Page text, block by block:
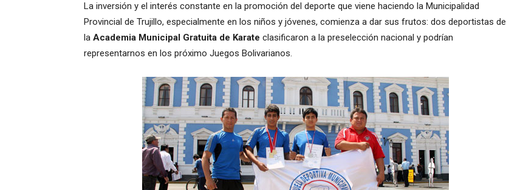
La inversión y el interés constante en la promoción del deporte que viene haciendo la Municipalidad
Provincial de Trujillo, especialmente en los niños y jóvenes, comienza a dar sus frutos: dos deportistas de
la Academia Municipal Gratuita de Karate clasificaron a la preselección nacional y podrían
representarnos en los próximo Juegos Bolivarianos.